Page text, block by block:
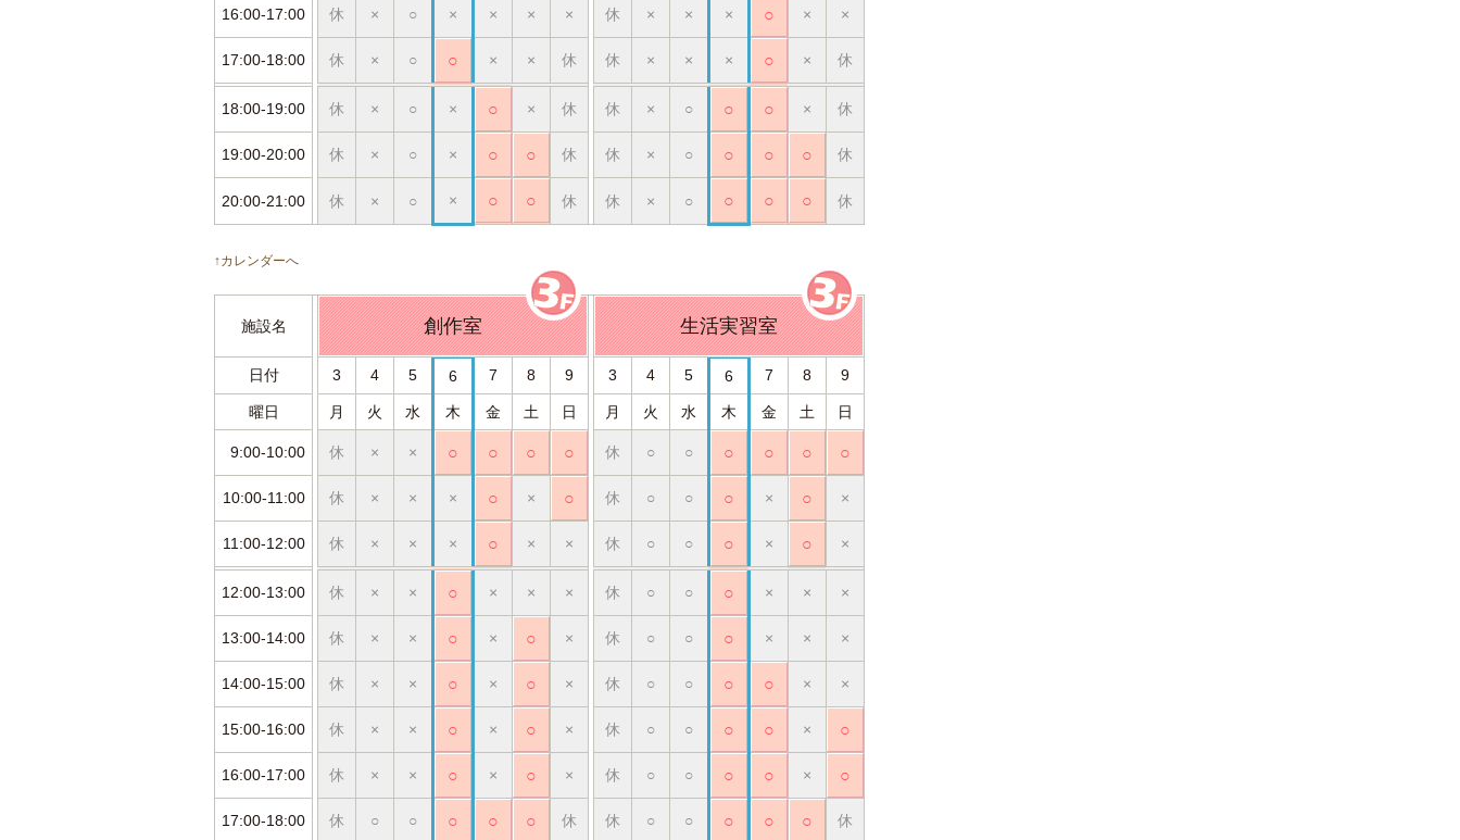
16:00-17:00 休 × ○ × × × × 休 × × × ○ × ×
17:00-18:00 休 × ○ ○ × × 休 休 × × × ○ × 休
18:00-19:00 休 × ○ × ○ × 休 休 × ○ ○ ○ × 休
19:00-20:00 休 × ○ × ○ ○ 休 休 × ○ ○ ○ ○ 休
20:00-21:00 休 × ○ × ○ ○ 休 休 × ○ ○ ○ ○ 休
↑カレンダーへ
施設名 創作室 生活実習室
日付 3 4 5 6 7 8 9 3 4 5 6 7 8 9
曜日 月 火 水 木 金 土 日 月 火 水 木 金 土 日
9:00-10:00 休 × × ○ ○ ○ ○ 休 ○ ○ ○ ○ ○ ○
10:00-11:00 休 × × × ○ × ○ 休 ○ ○ ○ × ○ ×
11:00-12:00 休 × × × ○ × × 休 ○ ○ ○ × ○ ×
12:00-13:00 休 × × ○ × × × 休 ○ ○ ○ × × ×
13:00-14:00 休 × × ○ × ○ × 休 ○ ○ ○ × × ×
14:00-15:00 休 × × ○ × ○ × 休 ○ ○ ○ ○ × ×
15:00-16:00 休 × × ○ × ○ × 休 ○ ○ ○ ○ × ○
16:00-17:00 休 × × ○ × ○ × 休 ○ ○ ○ ○ × ○
17:00-18:00 休 ○ ○ ○ ○ ○ 休 休 ○ ○ ○ ○ ○ 休